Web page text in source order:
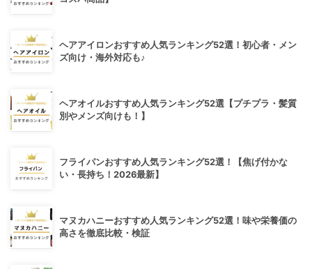
ヘアアイロンおすすめ人気ランキング52選！初心者・メン
ズ向け・海外対応も♪
ヘアオイルおすすめ人気ランキング52選【プチプラ・髪質
別やメンズ向けも！】
フライパンおすすめ人気ランキング52選！【焦げ付かな
い・長持ち！2026最新】
マヌカハニーおすすめ人気ランキング52選！味や栄養価の
高さを徹底比較・検証